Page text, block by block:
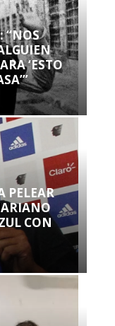
“NOS
‘ESTO
PELEAR
CON